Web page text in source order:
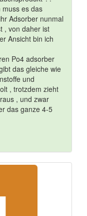
es das
Adsorber nunmal
, von daher ist
Ansicht bin ich
Po4 adsorber
das gleiche wie
und
, trotzdem zieht
, und zwar
das ganze 4-5